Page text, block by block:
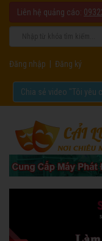
Liên hệ quảng cáo:
Đăng nhập Đăng ký
Chia sẻ video "Tôi yêu